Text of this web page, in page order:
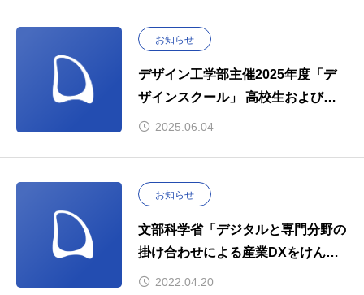
お知らせ
デザイン工学部主催2025年度「デ
ザインスクール」 高校生および受
験生を対象に8月6日開催
2025.06.04
お知らせ
文部科学省「デジタルと専門分野の
掛け合わせによる産業DXをけん引
する高度専門人材育成事業」に採択
2022.04.20